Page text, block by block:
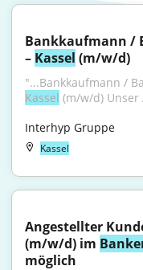
Bankkaufmann /
– Kassel (m/w/d)
Kassel (m/w/d) Unser
Interhyp Gruppe
Kassel
Angestellter
(m/w/d) im
möglich